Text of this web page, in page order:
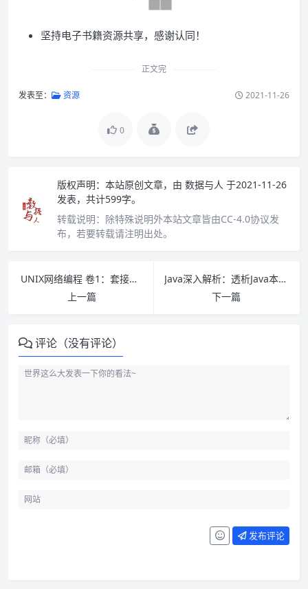
坚持电子书籍资源共享，感谢认同！
正文完
发表至： 资源 2021-11-26
0
版权声明： 本站原创文章，由 数据与人 于2021-11-26
发表，共计599字。
转载说明： 除特殊说明外本站文章皆由CC-4.0协议发
布，若要转载请注明出处。
UNIX网络编程 卷1：套接字联网API（第3版）PDF下载
上一篇
Java深入解析：透析Java本质的36个话题 PDF下载
下一篇
评论（没有评论）
发布评论